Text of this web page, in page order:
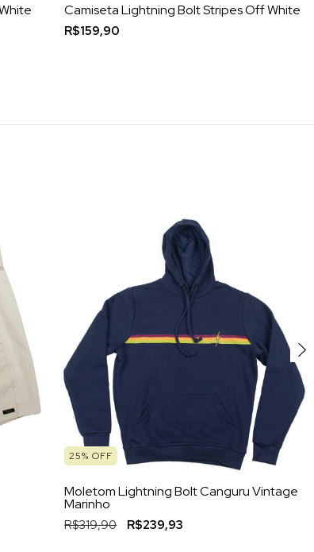
Camiseta Lightning Bolt Stripes Off White
R$159,90
25%OFF
Moletom Lightning Bolt Canguru Vintage
Marinho
R$319,90 R$239,93